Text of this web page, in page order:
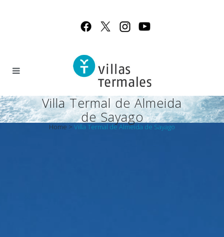
Villa Termal de Almeida
de Sayago
Home > Villa Termal de Almeida de Sayago